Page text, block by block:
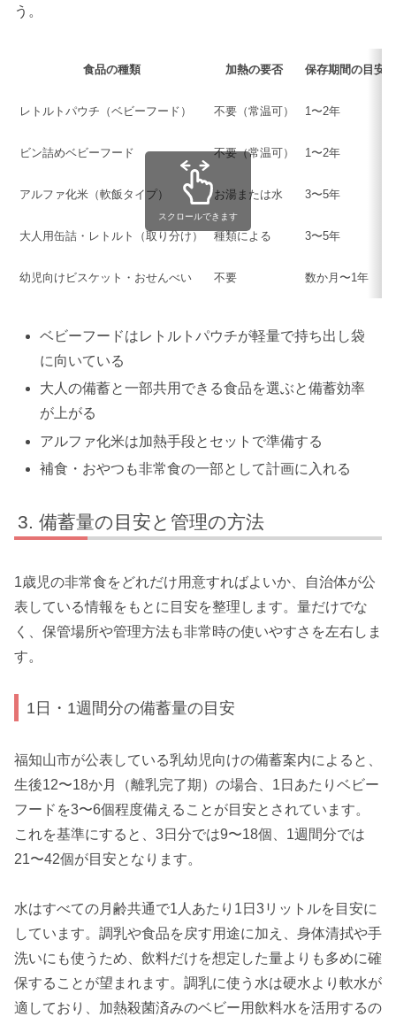
う。
食品の種類 加熱の要否 保存期間の目安
レトルトパウチ（ベビーフード） 不要（常温可） 1〜2年
ビン詰めベビーフード 不要（常温可） 1〜2年
アルファ化米（軟飯タイプ） お湯または水 3〜5年
大人用缶詰・レトルト（取り分け） 種類による 3〜5年
幼児向けビスケット・おせんべい 不要 数か月〜1年
スクロールできます
ベビーフードはレトルトパウチが軽量で持ち出し袋
に向いている
大人の備蓄と一部共用できる食品を選ぶと備蓄効率
が上がる
アルファ化米は加熱手段とセットで準備する
補食・おやつも非常食の一部として計画に入れる
備蓄量の目安と管理の方法
1歳児の非常食をどれだけ用意すればよいか、自治体が公
表している情報をもとに目安を整理します。量だけでな
く、保管場所や管理方法も非常時の使いやすさを左右しま
す。
1日・1週間分の備蓄量の目安
福知山市が公表している乳幼児向けの備蓄案内によると、
生後12〜18か月（離乳完了期）の場合、1日あたりベビー
フードを3〜6個程度備えることが目安とされています。
これを基準にすると、3日分では9〜18個、1週間分では
21〜42個が目安となります。
水はすべての月齢共通で1人あたり1日3リットルを目安に
しています。調乳や食品を戻す用途に加え、身体清拭や手
洗いにも使うため、飲料だけを想定した量よりも多めに確
保することが望まれます。調乳に使う水は硬水より軟水が
適しており、加熱殺菌済みのベビー用飲料水を活用するの